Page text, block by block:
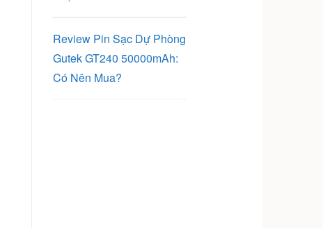
Review Pin Sạc Dự Phòng
Gutek GT240 50000mAh:
Có Nên Mua?